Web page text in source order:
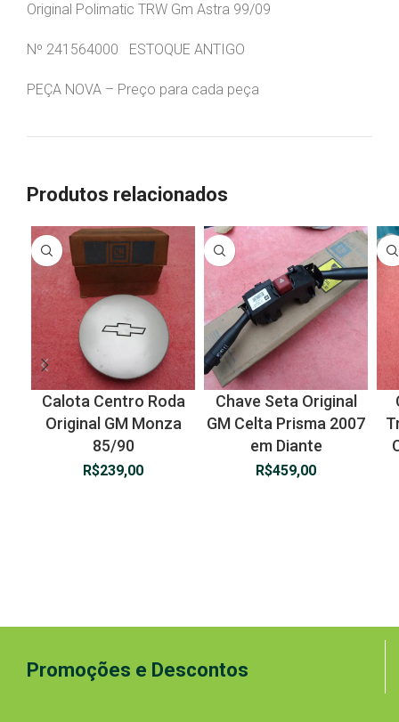
Original Polimatic TRW Gm Astra 99/09
Nº 241564000 ESTOQUE ANTIGO
PEÇA NOVA – Preço para cada peça
Produtos relacionados
Calota Centro Roda
Original GM Monza
85/90
R$239,00
Chave Seta Original
GM Celta Prisma 2007
em Diante
R$459,00
Promoções e Descontos